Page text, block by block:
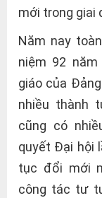
mới trong giai
Năm nay
niệm 92 năm
giáo của
nhiều thành
cũng có
quyết Đại hội
tục đổi mới
công tác tư